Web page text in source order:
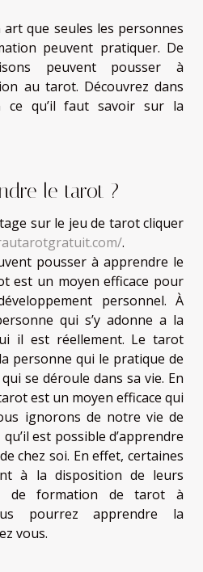
que seules les personnes
peuvent pratiquer. De
peuvent pousser à
au tarot. Découvrez dans
ce qu’il faut savoir sur la
le tarot ?
sur le jeu de tarot cliquer
.
pousser à apprendre le
est un moyen efficace pour
personnel. À
qui s’y adonne a la
il est réellement. Le tarot
personne qui le pratique de
se déroule dans sa vie. En
est un moyen efficace qui
ignorons de notre vie de
est possible d’apprendre
chez soi. En effet, certaines
à la disposition de leurs
de formation de tarot à
pourrez apprendre la
vous.